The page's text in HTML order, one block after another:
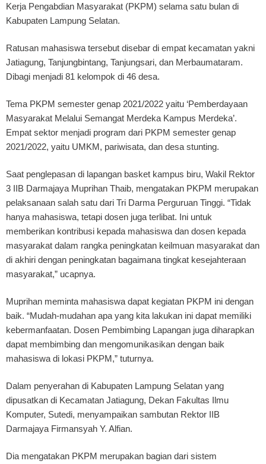
Kerja Pengabdian Masyarakat (PKPM) selama satu bulan di
Kabupaten Lampung Selatan.
Ratusan mahasiswa tersebut disebar di empat kecamatan yakni
Jatiagung, Tanjungbintang, Tanjungsari, dan Merbaumataram.
Dibagi menjadi 81 kelompok di 46 desa.
Tema PKPM semester genap 2021/2022 yaitu ‘Pemberdayaan
Masyarakat Melalui Semangat Merdeka Kampus Merdeka’.
Empat sektor menjadi program dari PKPM semester genap
2021/2022, yaitu UMKM, pariwisata, dan desa stunting.
Saat penglepasan di lapangan basket kampus biru, Wakil Rektor
3 IIB Darmajaya Muprihan Thaib, mengatakan PKPM merupakan
pelaksanaan salah satu dari Tri Darma Perguruan Tinggi. “Tidak
hanya mahasiswa, tetapi dosen juga terlibat. Ini untuk
memberikan kontribusi kepada mahasiswa dan dosen kepada
masyarakat dalam rangka peningkatan keilmuan masyarakat dan
di akhiri dengan peningkatan bagaimana tingkat kesejahteraan
masyarakat,” ucapnya.
Muprihan meminta mahasiswa dapat kegiatan PKPM ini dengan
baik. “Mudah-mudahan apa yang kita lakukan ini dapat memiliki
kebermanfaatan. Dosen Pembimbing Lapangan juga diharapkan
dapat membimbing dan mengomunikasikan dengan baik
mahasiswa di lokasi PKPM,” tuturnya.
Dalam penyerahan di Kabupaten Lampung Selatan yang
dipusatkan di Kecamatan Jatiagung, Dekan Fakultas Ilmu
Komputer, Sutedi, menyampaikan sambutan Rektor IIB
Darmajaya Firmansyah Y. Alfian.
Dia mengatakan PKPM merupakan bagian dari sistem